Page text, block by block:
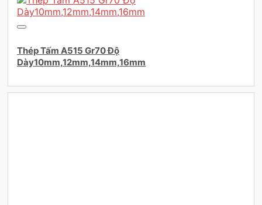
Thép Tấm A515 Gr70 Độ
Dày10mm,12mm,14mm,16mm